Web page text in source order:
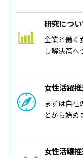
研究につい
企業と働く
し解決策へ
女性活躍
まずは自社
とから始め
女性活躍